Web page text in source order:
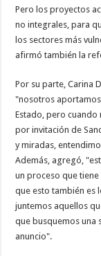
Pero los proyectos
no integrales, para
los sectores más
afirmó también la
Por su parte, Carina
"nosotros
Estado, pero cuando
por invitación de
y miradas,
Además, agregó,
un proceso que
que esto también es
juntemos aquellos
que busquemos una
anuncio".